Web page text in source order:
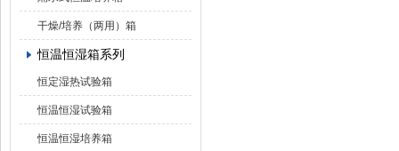
干燥/培养（两用）箱
恒温恒湿箱系列
恒定湿热试验箱
恒温恒湿试验箱
恒温恒湿培养箱